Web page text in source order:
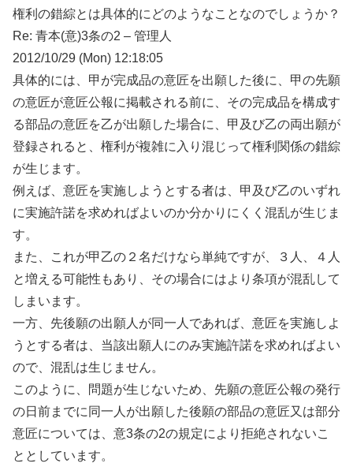
権利の錯綜とは具体的にどのようなことなのでしょうか？
Re: 青本(意)3条の2 – 管理人
2012/10/29 (Mon) 12:18:05
具体的には、甲が完成品の意匠を出願した後に、甲の先願
の意匠が意匠公報に掲載される前に、その完成品を構成す
る部品の意匠を乙が出願した場合に、甲及び乙の両出願が
登録されると、権利が複雑に入り混じって権利関係の錯綜
が生じます。
例えば、意匠を実施しようとする者は、甲及び乙のいずれ
に実施許諾を求めればよいのか分かりにくく混乱が生じま
す。
また、これが甲乙の２名だけなら単純ですが、３人、４人
と増える可能性もあり、その場合にはより条項が混乱して
しまいます。
一方、先後願の出願人が同一人であれば、意匠を実施しよ
うとする者は、当該出願人にのみ実施許諾を求めればよい
ので、混乱は生じません。
このように、問題が生じないため、先願の意匠公報の発行
の日前までに同一人が出願した後願の部品の意匠又は部分
意匠については、意3条の2の規定により拒絶されないこ
ととしています。